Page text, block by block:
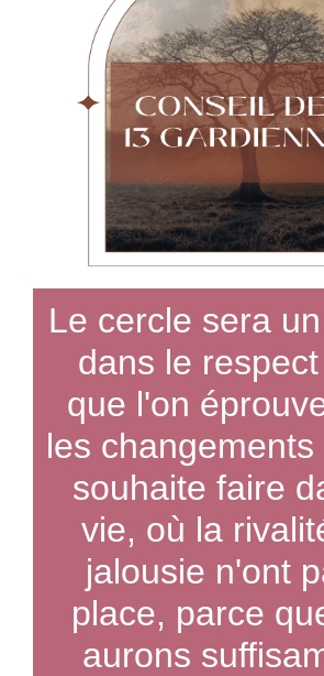
Le cercle sera
dans le
que l'on
les changements
souhaite faire
vie, où la
jalousie n'ont
place, parce
aurons